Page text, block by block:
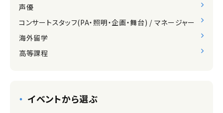
声優
コンサートスタッフ(PA・照明・企画・舞台) / マネージャー
海外留学
高等課程
イベントから選ぶ